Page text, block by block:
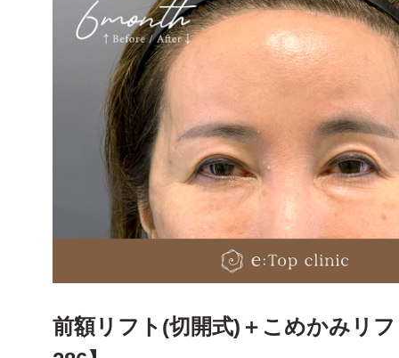
前額リフト(切開式)＋こめかみリ